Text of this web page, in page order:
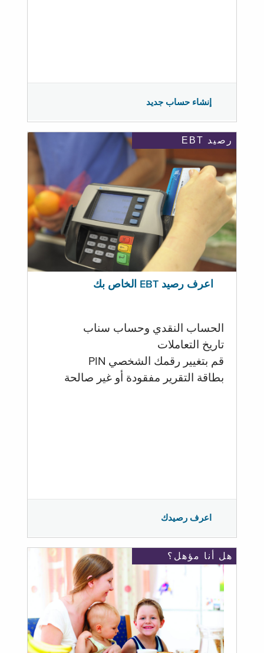
إنشاء حساب جديد
رصيد EBT
اعرف رصيد EBT الخاص بك
الحساب النقدي وحساب سناب
تاريخ التعاملات
قم بتغيير رقمك الشخصي PIN
بطاقة التقرير مفقودة أو غير صالحة
اعرف رصيدك
هل أنا مؤهل؟